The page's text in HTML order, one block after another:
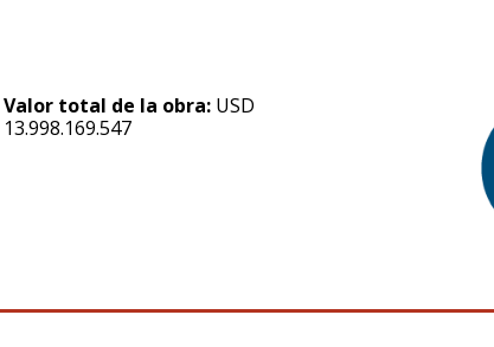
Valor total de la obra: USD
13.998.169.547